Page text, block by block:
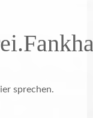
sprechen.